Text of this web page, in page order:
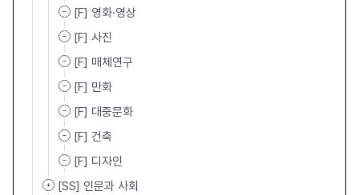
[F] 영화·영상
[F] 사진
[F] 매체연구
[F] 만화
[F] 대중문화
[F] 건축
[F] 디자인
[SS] 인문과 사회